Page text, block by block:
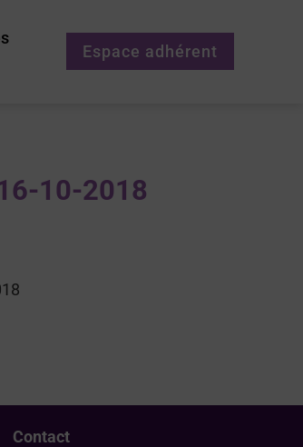
Espace adhérent
10-2018
Contact